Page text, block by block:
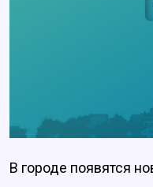
В городе появятся